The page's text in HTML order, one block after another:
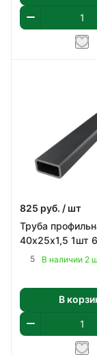
825 руб. / шт
Труба
5 В наличии 2
В